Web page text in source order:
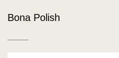
Bona Polish